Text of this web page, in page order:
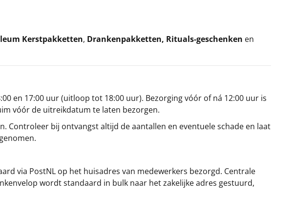
Kerstpakketten, Drankenpakketten, Rituals-geschenken en
en 17:00 uur (uitloop tot 18:00 uur). Bezorging vóór of ná 12:00 uur is
vóór de uitreikdatum te laten bezorgen.
Controleer bij ontvangst altijd de aantallen en eventuele schade en laat
via PostNL op het huisadres van medewerkers bezorgd. Centrale
wordt standaard in bulk naar het zakelijke adres gestuurd,